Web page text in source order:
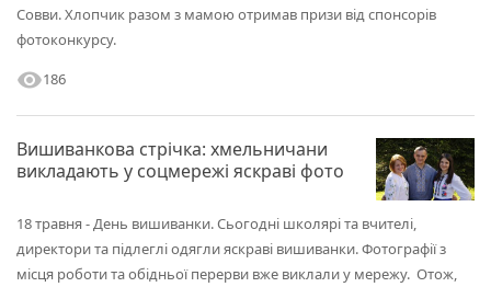
Совви. Хлопчик разом з мамою отримав призи від спонсорів
фотоконкурсу.
visibility186
Вишиванкова стрічка: хмельничани
викладають у соцмережі яскраві фото
18 травня - День вишиванки. Сьогодні школярі та вчителі,
директори та підлеглі одягли яскраві вишиванки. Фотографії з
місця роботи та обідньої перерви вже виклали у мережу. Отож,